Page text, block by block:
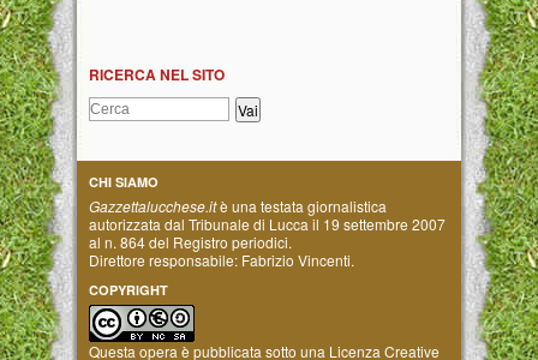
RICERCA NEL SITO
CHI SIAMO
Gazzettalucchese.itè una testata giornalistica
autorizzata dal Tribunale di Lucca il 19 settembre 2007
al n. 864 del Registro periodici.
Direttore responsabile: Fabrizio Vincenti.
COPYRIGHT
Questa opera è pubblicata sotto una Licenza Creative